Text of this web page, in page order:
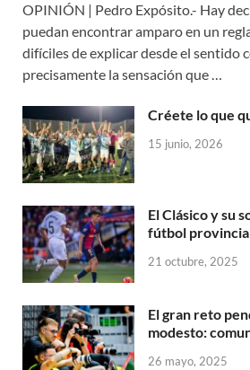
OPINIÓN | Pedro Expósito.- Hay
puedan encontrar amparo en un
difíciles de explicar desde el sentido
precisamente la sensación que …
Créete lo que
15 junio, 2026
El Clásico y su
fútbol
21 octubre, 2025
El gran reto
modesto:
26 mayo, 2025